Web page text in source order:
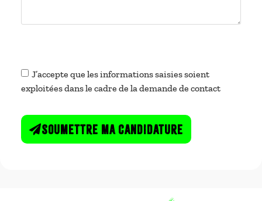
J’accepte que les informations saisies soient
exploitées dans le cadre de la demande de contact
Soumettre ma candidature